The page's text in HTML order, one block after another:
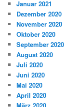
Januar 2021
Dezember 2020
November 2020
Oktober 2020
September 2020
August 2020
Juli 2020
Juni 2020
Mai 2020
April 2020